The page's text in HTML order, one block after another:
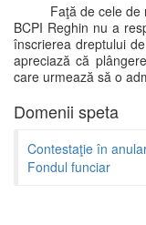
Faţă de cele de
BCPI Reghin nu a
înscrierea dreptului
apreciază că
care urmează să o
Domenii speta
Contestaţie în
Fondul funciar